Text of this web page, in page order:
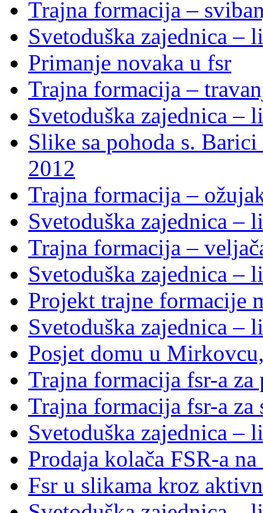
Trajna formacija –
Svetoduška zajednica –
Primanje novaka u fsr
Trajna formacija –
Svetoduška zajednica –
Slike sa pohoda s.
2012
Trajna formacija –
Svetoduška zajednica –
Trajna formacija –
Svetoduška zajednica –
Projekt trajne formacije
Svetoduška zajednica –
Posjet domu u
Trajna formacija fsr-a za
Trajna formacija fsr-a za
Svetoduška zajednica –
Prodaja kolača FSR-a
Fsr u slikama kroz